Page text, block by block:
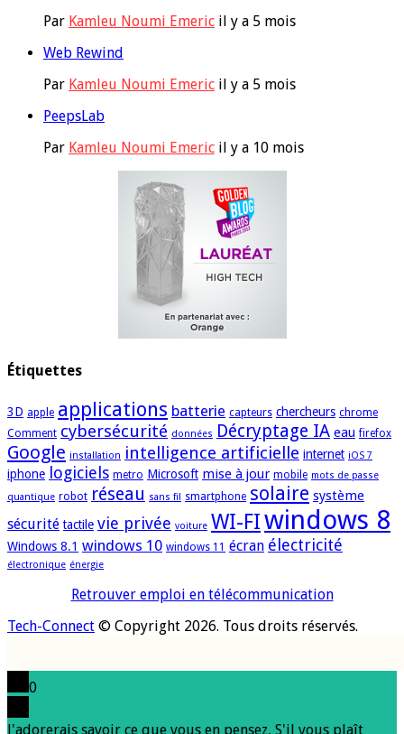
Par Kamleu Noumi Emeric il y a 5 mois
Web Rewind
Par Kamleu Noumi Emeric il y a 5 mois
PeepsLab
Par Kamleu Noumi Emeric il y a 10 mois
Étiquettes
3D apple applications batterie capteurs chercheurs chrome
Comment cybersécurité données Décryptage IA eau firefox
Google installation intelligence artificielle internet iOS 7
iphone logiciels metro Microsoft mise à jour mobile mots de passe
quantique robot réseau sans fil smartphone solaire système
sécurité tactile vie privée voiture WI-FIwindows 8
Windows 8.1 windows 10 windows 11 écran électricité
électronique énergie
Retrouver emploi en télécommunication
Tech-Connect © Copyright 2026. Tous droits réservés.
0
J'adorerais savoir ce que vous en pensez, S'il vous plaît